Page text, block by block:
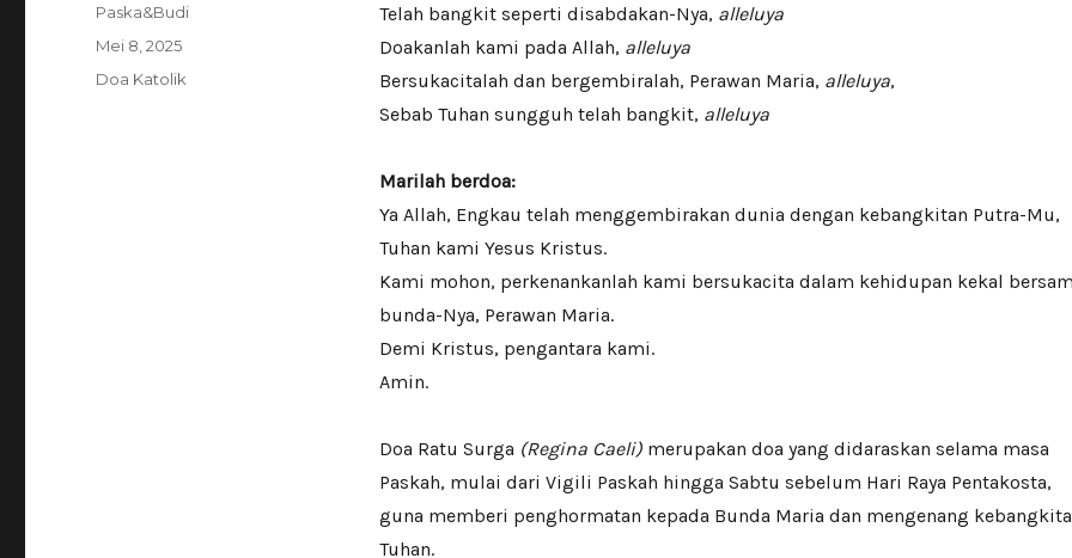
Telah bangkit seperti disabdakan-Nya, alleluya
Doakanlah kami pada Allah, alleluya
Bersukacitalah dan bergembiralah, Perawan Maria, alleluya,
Sebab Tuhan sungguh telah bangkit, alleluya
Marilah berdoa:
Ya Allah, Engkau telah menggembirakan dunia dengan kebangkitan Putra-Mu,
Tuhan kami Yesus Kristus.
Kami mohon, perkenankanlah kami bersukacita dalam kehidupan kekal
bunda-Nya, Perawan Maria.
Demi Kristus, pengantara kami.
Amin.
Doa Ratu Surga (Regina Caeli)merupakan doa yang didaraskan selama masa
Paskah, mulai dari Vigili Paskah hingga Sabtu sebelum Hari Raya Pentakosta,
guna memberi penghormatan kepada Bunda Maria dan mengenang
Tuhan.
Author
Paska&Budi
Posted
Mei 8, 2025
Categories
Doa Katolik